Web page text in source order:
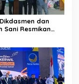
dan
Sani Resmikan